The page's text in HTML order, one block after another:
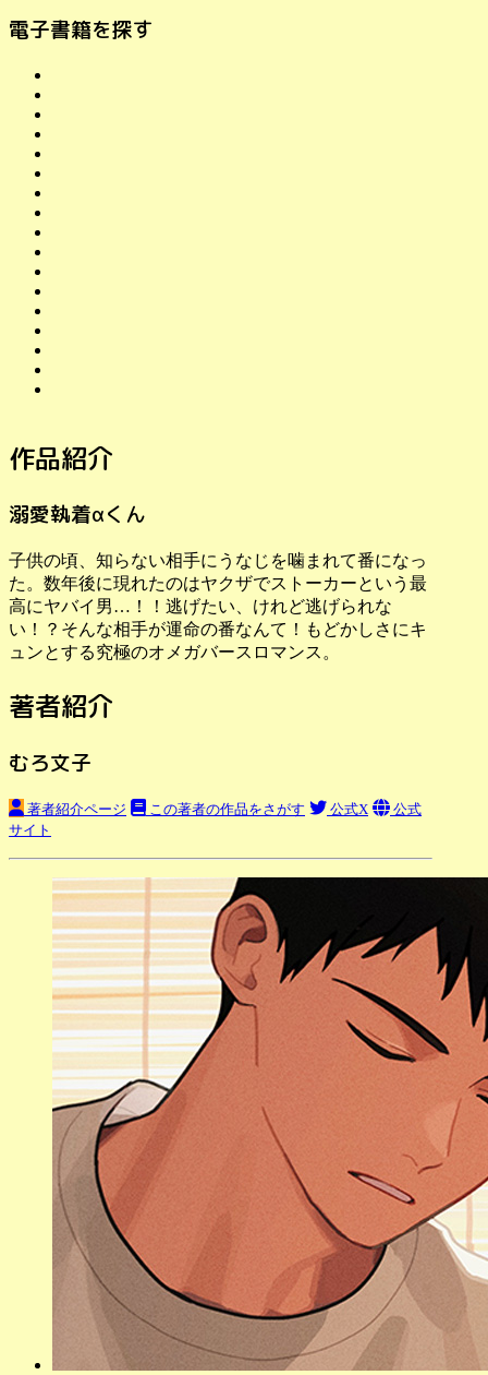
電子書籍を探す
作品紹介
溺愛執着αくん
子供の頃、知らない相手にうなじを噛まれて番になっ
た。数年後に現れたのはヤクザでストーカーという最
高にヤバイ男…！！逃げたい、けれど逃げられな
い！？そんな相手が運命の番なんて！もどかしさにキ
ュンとする究極のオメガバースロマンス。
著者紹介
むろ文子
著者紹介ページ この著者の作品をさがす 公式X
公式
サイト